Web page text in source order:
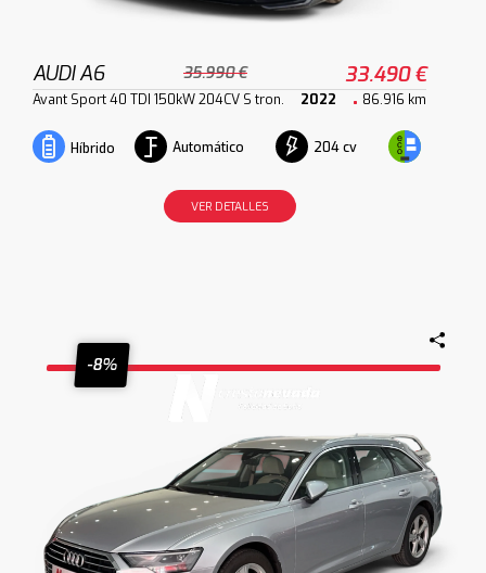
AUDI A6 35.990 € 33.490 €
Avant Sport 40 TDI 150kW 204CV S tron. 2022 86.916 km
Híbrido Automático 204 cv
VER DETALLES
-8%